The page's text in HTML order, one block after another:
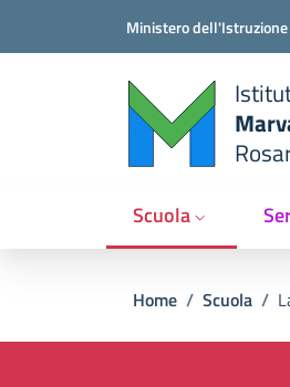
Ministero
Scuola
Briciole
Home / Scuola /